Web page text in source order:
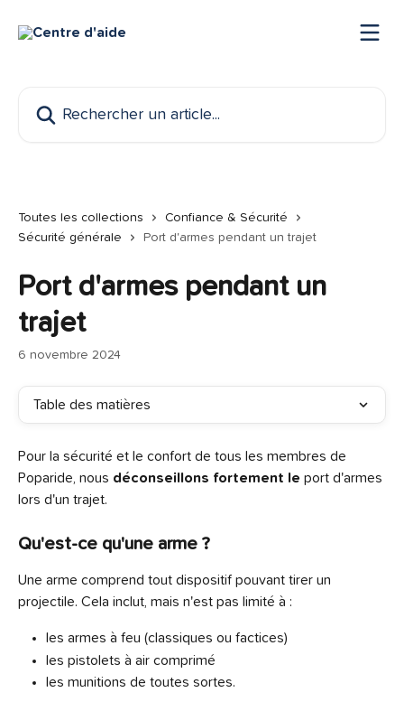
Toutes les collections
Confiance & Sécurité
Sécurité générale
Port d'armes pendant un trajet
Port d'armes pendant un
trajet
6 novembre 2024
Table des matières
Pour la sécurité et le confort de tous les membres de
Poparide, nous déconseillons fortement le port d'armes
lors d'un trajet.
Qu'est-ce qu'une arme ?
Une arme comprend tout dispositif pouvant tirer un
projectile. Cela inclut, mais n'est pas limité à :
les armes à feu (classiques ou factices)
les pistolets à air comprimé
les munitions de toutes sortes.